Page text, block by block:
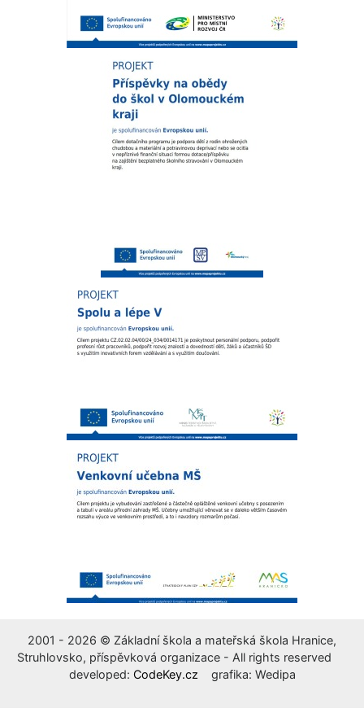
2001 - 2026 © Základní škola a mateřská škola Hranice,
Struhlovsko, příspěvková organizace - All rights reserved
developed: CodeKey.cz grafika: Wedipa